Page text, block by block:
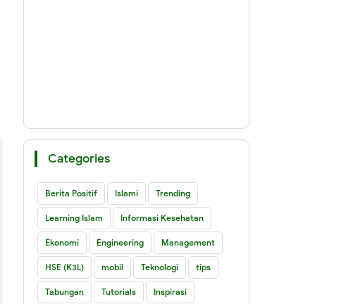
Categories
Berita Positif Islami Trending
Learning Islam Informasi Kesehatan
Ekonomi Engineering Management
HSE (K3L) mobil Teknologi tips
Tabungan Tutorials Inspirasi